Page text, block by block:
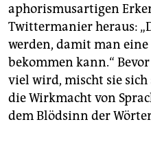
aphorismusartigen
Twittermanier heraus:
werden, damit man
bekommen kann.“
viel wird, mischt sie
die Wirkmacht von
dem Blödsinn der